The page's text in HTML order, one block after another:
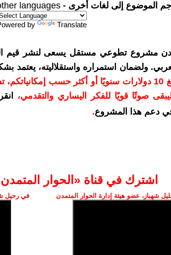
الموضوع إلى لغات أخرى - languages
by Translate
مشروع تطوعي مستقل يسعى لنشر قيم
ولضمان استمراره واستقلاليته،
بدعمكم بمبلغ 10 دولارات سنويًا أو أكثر حسب
صوتًا قويًا للفكر اليساري والتقدمي،
دعم هذا المشروع.
اشترك في قناة ‫«الحوار
شهباز، عضو هيئة إدارة الحوار المتمدن في رحيل